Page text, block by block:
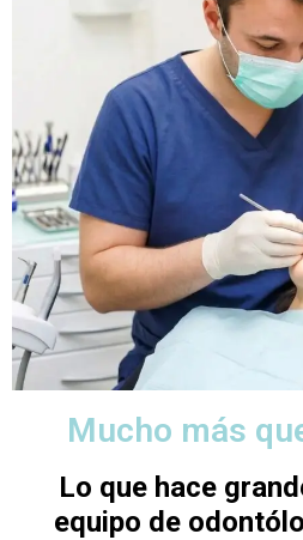
Mucho más
Lo que hace
equipo de